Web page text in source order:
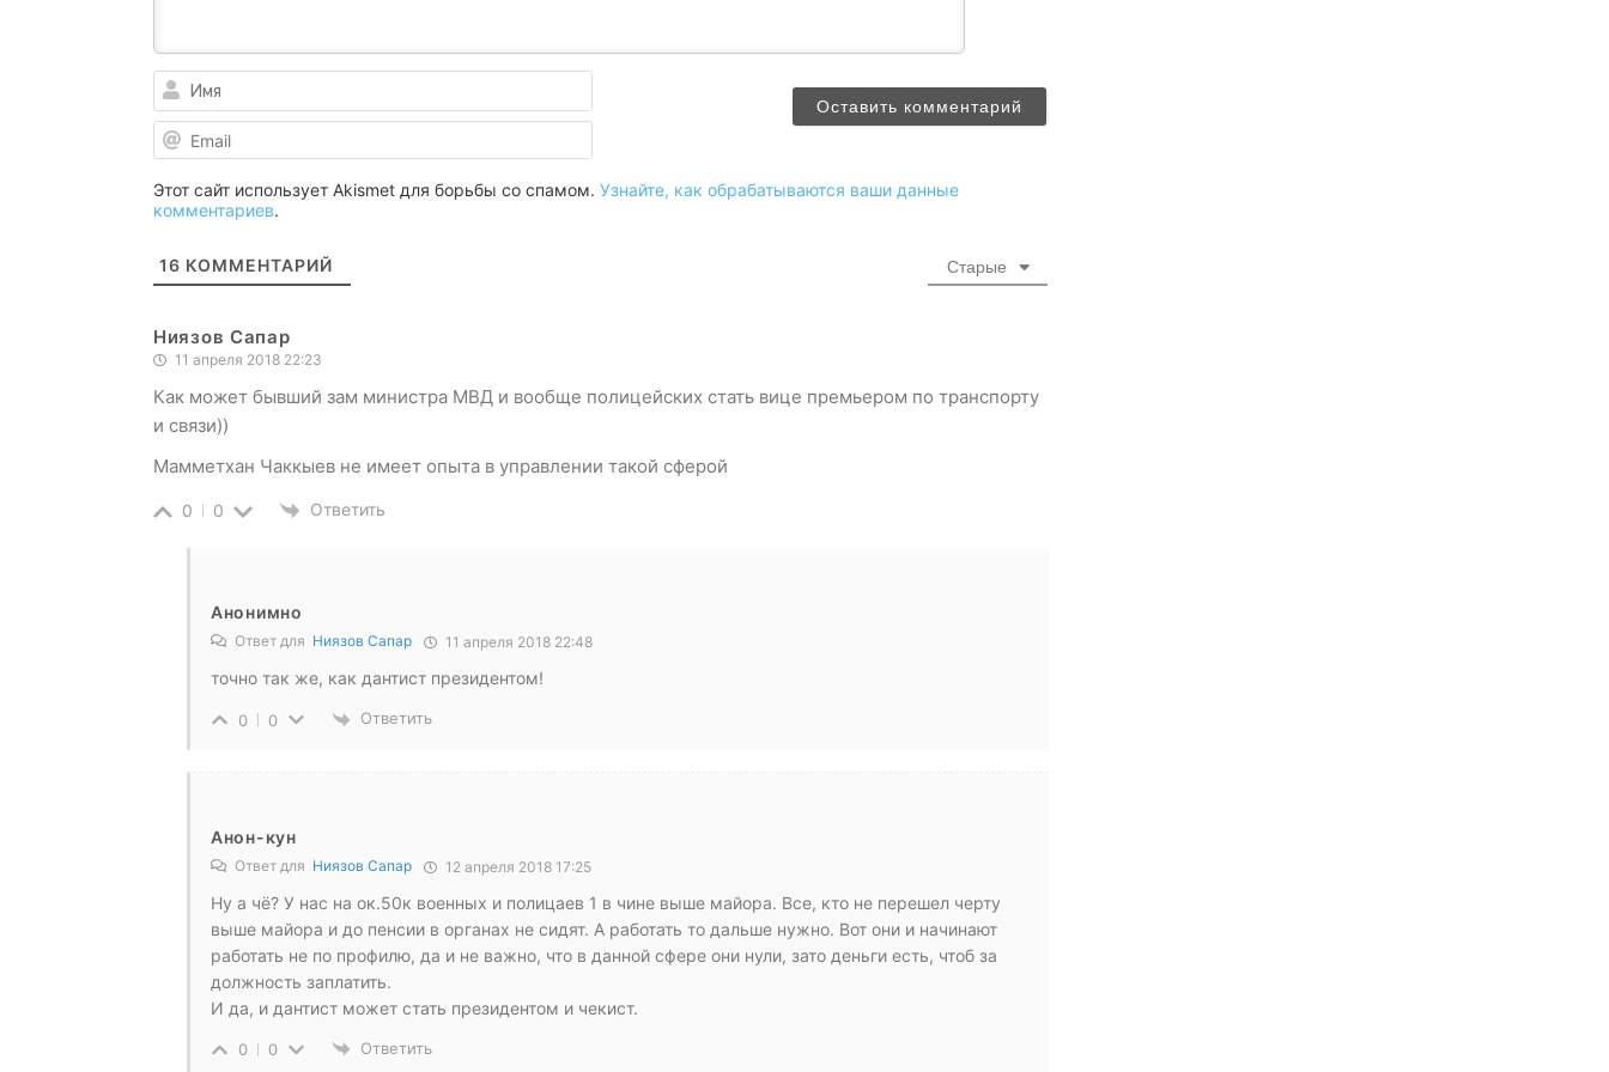
Этот сайт использует Akismet для борьбы со спамом. Узнайте, как обрабатываются ваши данные
комментариев.
16 КОММЕНТАРИЙ Старые
Ниязов Сапар
11 апреля 2018 22:23
Как может бывший зам министра МВД и вообще полицейских стать вице премьером по транспорту
и связи))
Мамметхан Чаккыев не имеет опыта в управлении такой сферой
0 0 Ответить
Анонимно
Ответ для Ниязов Сапар 11 апреля 2018 22:48
точно так же, как дантист президентом!
0 0 Ответить
Анон-кун
Ответ для Ниязов Сапар 12 апреля 2018 17:25
Ну а чё? У нас на ок.50к военных и полицаев 1 в чине выше майора. Все, кто не перешел черту
выше майора и до пенсии в органах не сидят. А работать то дальше нужно. Вот они и начинают
работать не по профилю, да и не важно, что в данной сфере они нули, зато деньги есть, чтоб за
должность заплатить.
И да, и дантист может стать президентом и чекист.
0 0 Ответить